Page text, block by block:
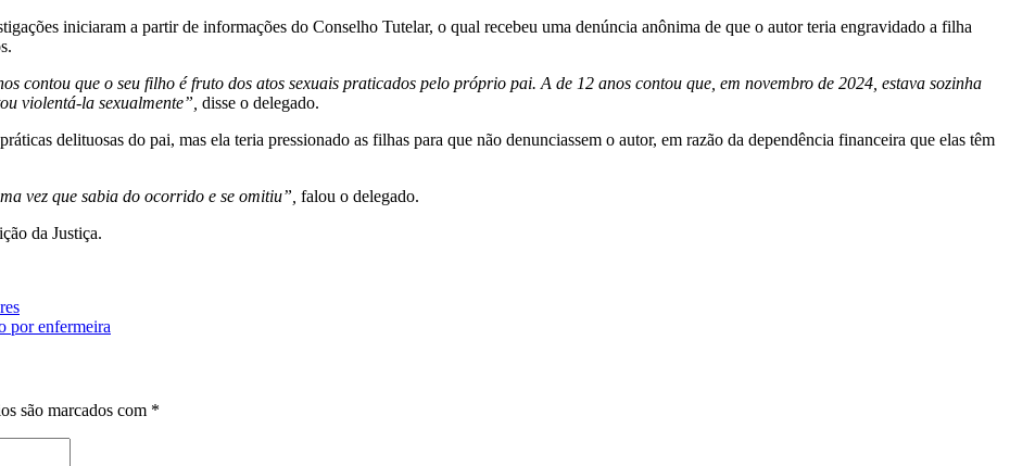
iniciaram a partir de informações do Conselho Tutelar, o qual recebeu uma denúncia anônima de que o autor teria engravidado a filha
contou que o seu filho é fruto dos atos sexuais praticados pelo próprio pai. A de 12 anos contou que, em novembro de 2024, estava sozinha
violentá-la sexualmente”, disse o delegado.
delituosas do pai, mas ela teria pressionado as filhas para que não denunciassem o autor, em razão da dependência financeira que elas têm
vez que sabia do ocorrido e se omitiu”, falou o delegado.
da Justiça.
por enfermeira
são marcados com *